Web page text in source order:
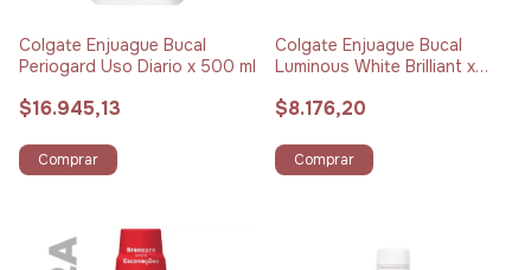
Colgate Enjuague Bucal
Periogard Uso Diario x 500 ml
$16.945,13
Comprar
Colgate Enjuague Bucal
Luminous White Brilliant x
$8.176,20
Comprar